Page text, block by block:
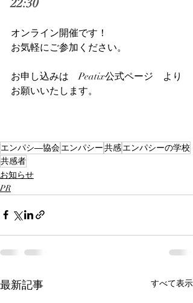
22:30
オンライン開催です！
お気軽にご参加ください。
お申し込みは　Peatix公式ページ　より
お願いいたします。
エンパシ―協会エンパシー共感エンパシーの学校
共感者
お知らせ
PR
最新記事 すべて表示